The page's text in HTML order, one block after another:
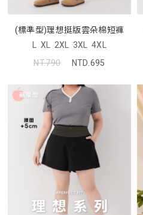
(標準型)理想挺版雲朵棉短褲
L XL 2XL 3XL 4XL
NT.790
NTD.695